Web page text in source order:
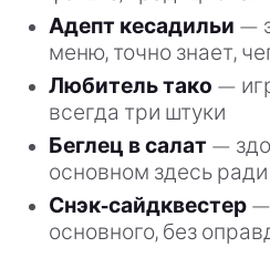
Адепт кесадильи —
меню, точно знает,
Любитель тако —
всегда три штуки
Беглец в салат —
основном здесь
Снэк-сайдквестер —
основного, без